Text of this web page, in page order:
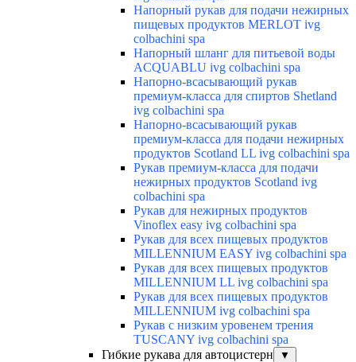
Напорный рукав для подачи нежирных
пищевых продуктов MERLOT ivg
colbachini spa
Напорный шланг для питьевой воды
ACQUABLU ivg colbachini spa
Напорно-всасывающий рукав
премиум-класса для спиртов Shetland
ivg colbachini spa
Напорно-всасывающий рукав
премиум-класса для подачи нежирных
продуктов Scotland LL ivg colbachini spa
Рукав премиум-класса для подачи
нежирных продуктов Scotland ivg
colbachini spa
Рукав для нежирных продуктов
Vinoflex easy ivg colbachini spa
Рукав для всех пищевых продуктов
MILLENNIUM EASY ivg colbachini spa
Рукав для всех пищевых продуктов
MILLENNIUM LL ivg colbachini spa
Рукав для всех пищевых продуктов
MILLENNIUM ivg colbachini spa
Рукав с низким уровенем трения
TUSCANY ivg colbachini spa
Гибкие рукава для автоцистерн
▼